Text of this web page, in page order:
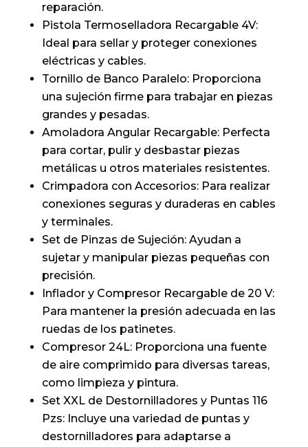
reparación.
Pistola Termoselladora Recargable 4V:
Ideal para sellar y proteger conexiones
eléctricas y cables.
Tornillo de Banco Paralelo: Proporciona
una sujeción firme para trabajar en piezas
grandes y pesadas.
Amoladora Angular Recargable: Perfecta
para cortar, pulir y desbastar piezas
metálicas u otros materiales resistentes.
Crimpadora con Accesorios: Para realizar
conexiones seguras y duraderas en cables
y terminales.
Set de Pinzas de Sujeción: Ayudan a
sujetar y manipular piezas pequeñas con
precisión.
Inflador y Compresor Recargable de 20 V:
Para mantener la presión adecuada en las
ruedas de los patinetes.
Compresor 24L: Proporciona una fuente
de aire comprimido para diversas tareas,
como limpieza y pintura.
Set XXL de Destornilladores y Puntas 116
Pzs: Incluye una variedad de puntas y
destornilladores para adaptarse a